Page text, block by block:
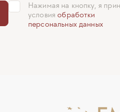
Нажимая на кнопку, я
условияобработки
персональных данных